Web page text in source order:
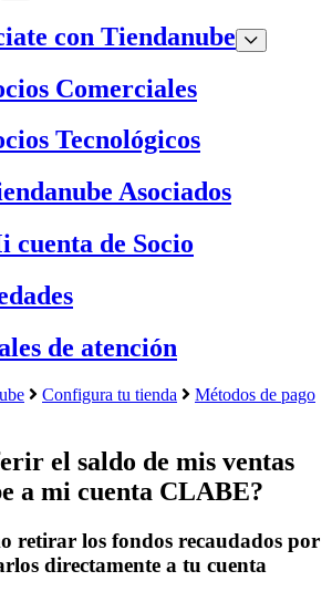
con Tiendanube
Comerciales
Tecnológicos
Asociados
cuenta de Socio
de atención
Configura tu tienda
Métodos de pago
el saldo de mis ventas
a mi cuenta CLABE?
retirar los fondos recaudados por
directamente a tu cuenta